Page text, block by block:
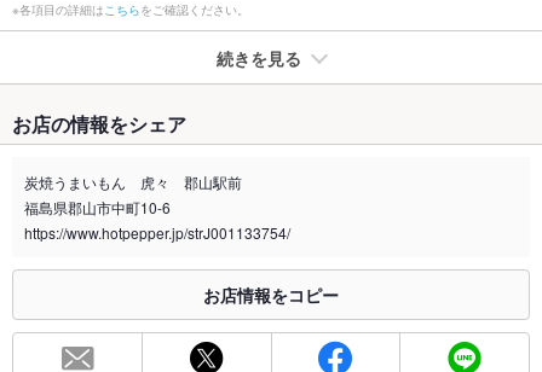
※各項目の詳細はこちらをご確認ください。
続きを見る
禁煙・喫煙 全席喫煙可
喫煙専用室 なし
※2020年4月1日～受動喫煙対策に関する法律が施行されています。正しい情報はお店へお問い
総席数 37席(店内には全37席を完備！早めのご予約がおすすめです！)
お店の情報をシェア
炭焼うまいもん 虎々 郡山駅前
福島県郡山市中町10-6
https://www.hotpepper.jp/strJ001133754/
お店情報をコピー